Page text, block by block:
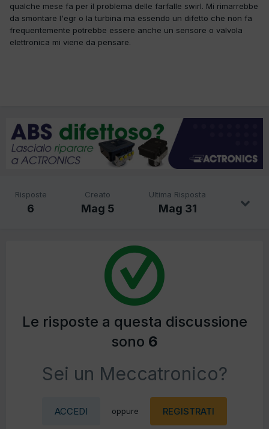
qualche mese fa per il problema delle farfalle swirl. Mi rimarrebbe
da smontare l'egr o la turbina ma essendo un difetto che non fa
frequentemente potrebbe essere anche un sensore o valvola
elettronica mi viene da pensare.
Risposte
6
Creato
Mag 5
Ultima Risposta
Mag 31
Le risposte a questa discussione
sono 6
Sei un Meccatronico?
ACCEDI oppure REGISTRATI